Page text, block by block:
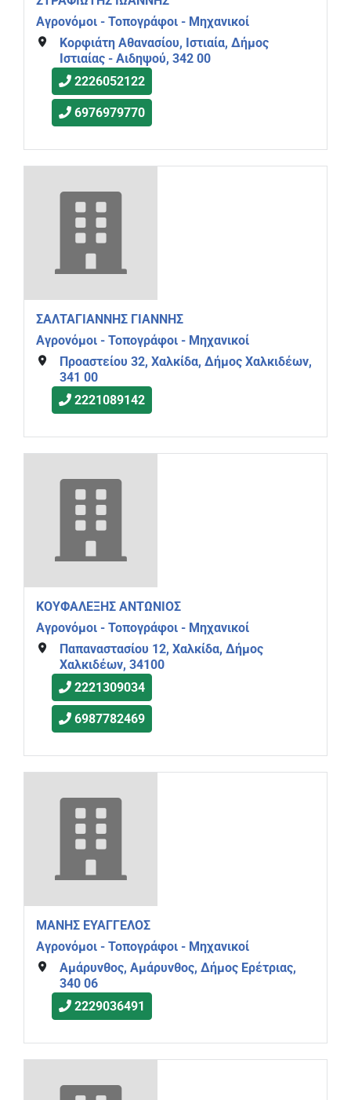
Αγρονόμοι - Τοπογράφοι - Μηχανικοί
Κορφιάτη Αθανασίου, Ιστιαία, Δήμος
Ιστιαίας - Αιδηψού, 342 00
2226052122
6976979770
ΣΑΛΤΑΓΙΑΝΝΗΣ ΓΙΑΝΝΗΣ
Αγρονόμοι - Τοπογράφοι - Μηχανικοί
Προαστείου 32, Χαλκίδα, Δήμος Χαλκιδέων,
341 00
2221089142
ΚΟΥΦΑΛΕΞΗΣ ΑΝΤΩΝΙΟΣ
Αγρονόμοι - Τοπογράφοι - Μηχανικοί
Παπαναστασίου 12, Χαλκίδα, Δήμος
Χαλκιδέων, 34100
2221309034
6987782469
ΜΑΝΗΣ ΕΥΑΓΓΕΛΟΣ
Αγρονόμοι - Τοπογράφοι - Μηχανικοί
Αμάρυνθος, Αμάρυνθος, Δήμος Ερέτριας,
340 06
2229036491